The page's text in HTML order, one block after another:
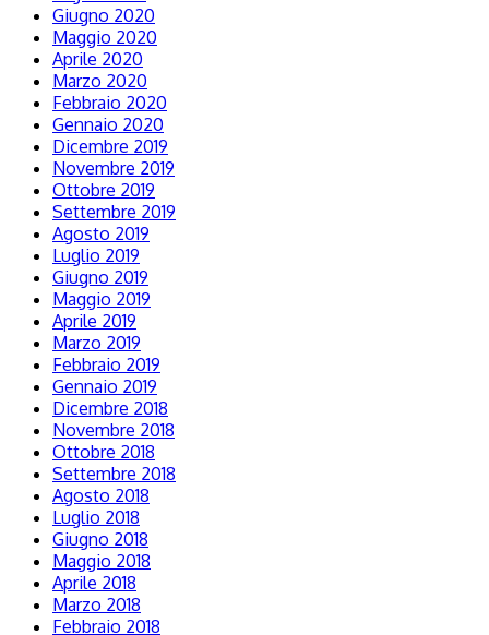
Giugno 2020
Maggio 2020
Aprile 2020
Marzo 2020
Febbraio 2020
Gennaio 2020
Dicembre 2019
Novembre 2019
Ottobre 2019
Settembre 2019
Agosto 2019
Luglio 2019
Giugno 2019
Maggio 2019
Aprile 2019
Marzo 2019
Febbraio 2019
Gennaio 2019
Dicembre 2018
Novembre 2018
Ottobre 2018
Settembre 2018
Agosto 2018
Luglio 2018
Giugno 2018
Maggio 2018
Aprile 2018
Marzo 2018
Febbraio 2018